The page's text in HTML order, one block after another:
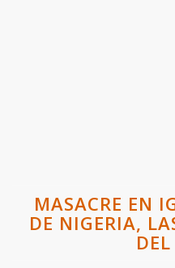
MASACRE EN
DE NIGERIA,